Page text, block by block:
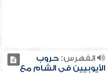
الفهرس:حروب
الأيوبيين في الشام مع